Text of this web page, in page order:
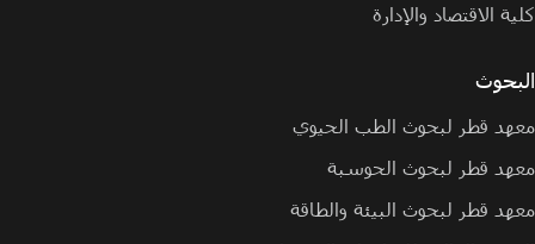
كلية الاقتصاد والإدارة
البحوث
معهد قطر لبحوث الطب الحيوي
معهد قطر لبحوث الحوسبة
معهد قطر لبحوث البيئة والطاقة